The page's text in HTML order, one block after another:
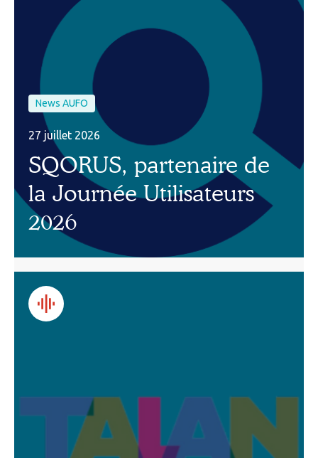
News AUFO
27 juillet 2026
SQORUS, partenaire de
la Journée Utilisateurs
2026